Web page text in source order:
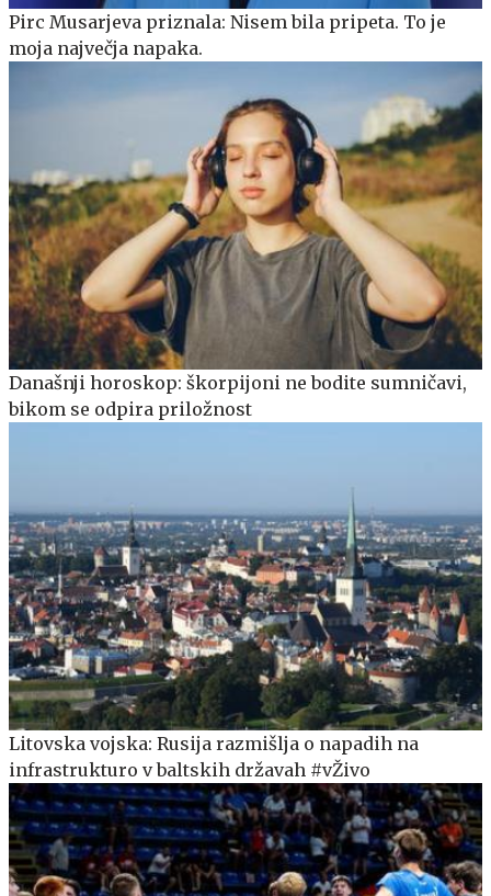
Pirc Musarjeva priznala: Nisem bila pripeta. To je
moja največja napaka.
Današnji horoskop: škorpijoni ne bodite sumničavi,
bikom se odpira priložnost
Litovska vojska: Rusija razmišlja o napadih na
infrastrukturo v baltskih državah #vŽivo